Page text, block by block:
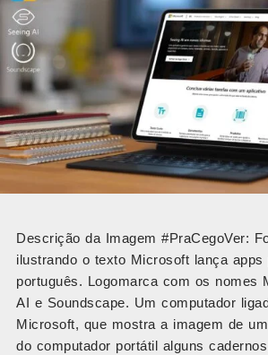
Descrição da Imagem #PraCegoVer:
ilustrando o texto Microsoft lança apps
português. Logomarca com os nomes
AI e Soundscape. Um computador
Microsoft, que mostra a imagem de
do computador portátil alguns